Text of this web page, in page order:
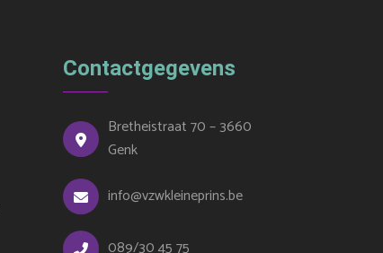
Contactgegevens
Bretheistraat 70 – 3660
Genk
info@vzwkleineprins.be
089/30 45 75